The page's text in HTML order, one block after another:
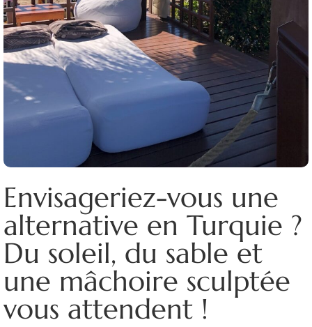
Envisageriez-vous une
alternative en Turquie ?
Du soleil, du sable et
une mâchoire sculptée
vous attendent !